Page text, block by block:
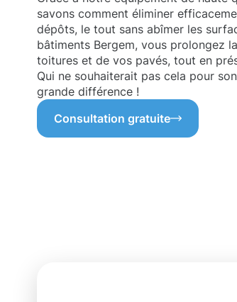
savons comment éliminer
dépôts, le tout sans abîmer les
bâtiments Bergem, vous prolongez
toitures et de vos pavés, tout en
Qui ne souhaiterait pas cela pour
grande différence !
Consultation gratuite